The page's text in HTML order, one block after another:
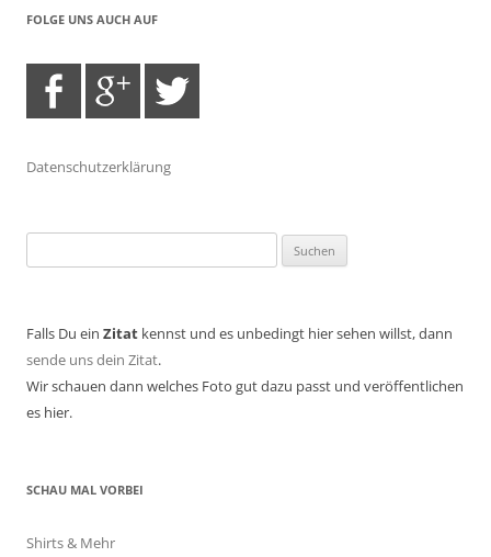
FOLGE UNS AUCH AUF
Datenschutzerklärung
nach:
Falls Du ein Zitat kennst und es unbedingt hier sehen willst, dann
sende uns dein Zitat.
Wir schauen dann welches Foto gut dazu passt und veröffentlichen
es hier.
SCHAU MAL VORBEI
Shirts & Mehr